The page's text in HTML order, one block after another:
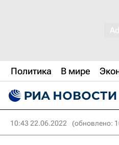
Политика В мире
10:43 22.06.2022 (обновлено: